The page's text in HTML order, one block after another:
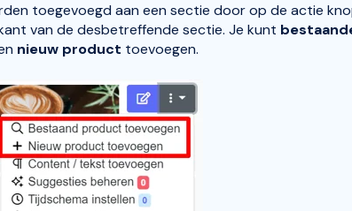
toegevoegd aan een sectie door op de actie
van de desbetreffende sectie. Je kunt
nieuw product toevoegen.